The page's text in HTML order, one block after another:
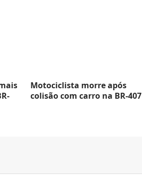
Motociclista morre após
colisão com carro na BR-407